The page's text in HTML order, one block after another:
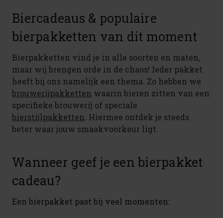
Biercadeaus & populaire
bierpakketten van dit moment
Bierpakketten vind je in alle soorten en maten,
maar wij brengen orde in de chaos! Ieder pakket
heeft bij ons namelijk een thema. Zo hebben we
brouwerijpakketten waarin bieren zitten van een
specifieke brouwerij of speciale
bierstijlpakketten . Hiermee ontdek je steeds
beter waar jouw smaakvoorkeur ligt.
Wanneer geef je een bierpakket
cadeau?
Een bierpakket past bij veel momenten: